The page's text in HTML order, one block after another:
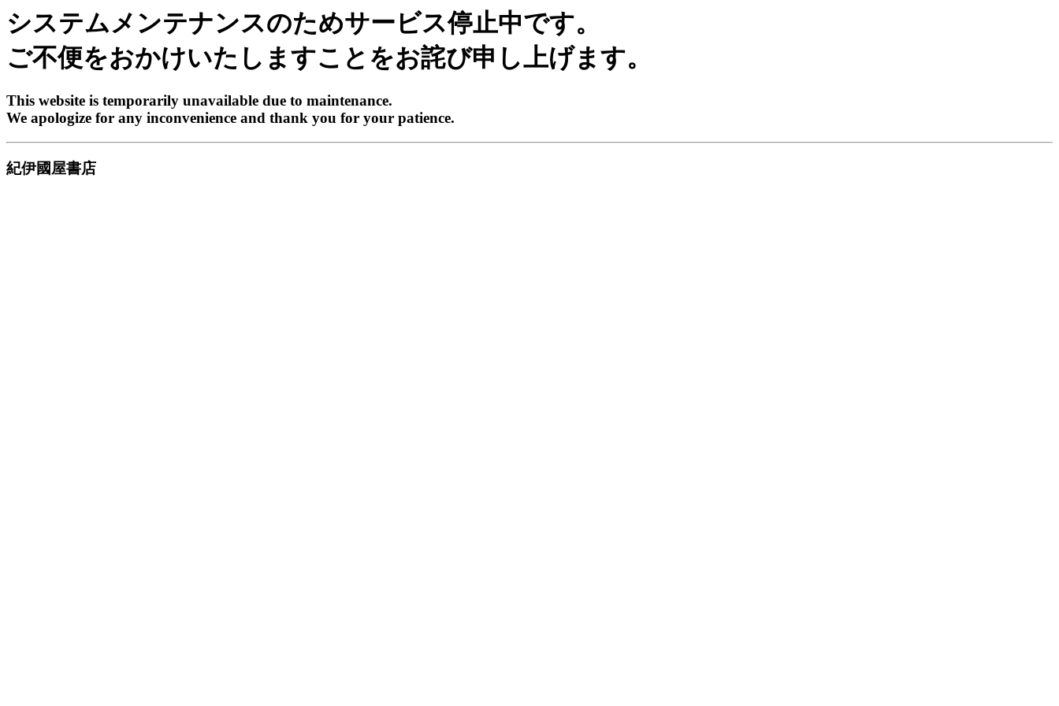
システムメンテナンスのためサービス停止中です。
ご不便をおかけいたしますことをお詫び申し上げます。
This website is temporarily unavailable due to maintenance.
We apologize for any inconvenience and thank you for your patience.
紀伊國屋書店